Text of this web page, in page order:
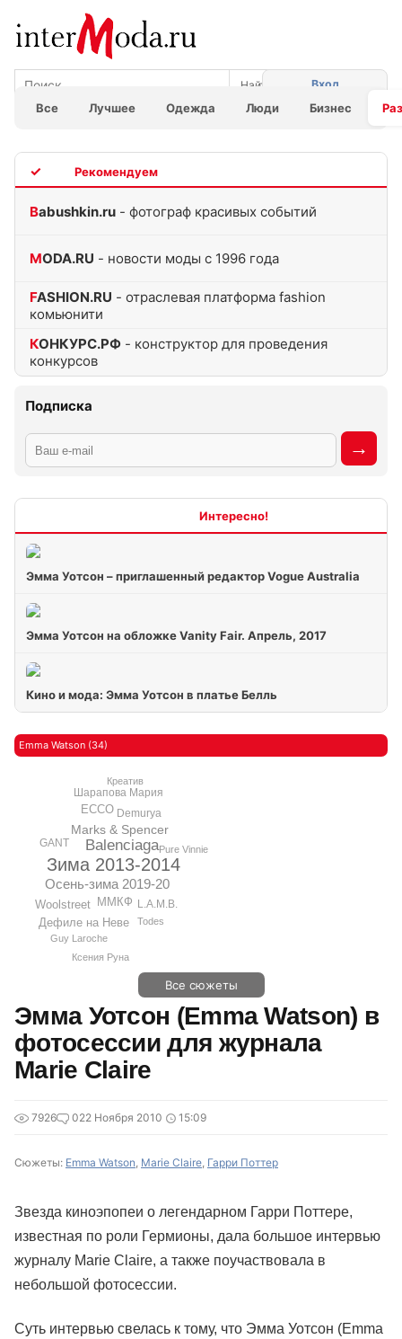
Все Лучшее Одежда Люди Бизнес
Вход
Babushkin.ru - фотограф красивых событий
MODA.RU - новости моды с 1996 года
FASHION.RU - отраслевая платформа fashion
комьюнити
КОНКУРС.РФ - конструктор для проведения
конкурсов
Подписка
Эмма Уотсон – приглашенный редактор Vogue Australia
Эмма Уотсон на обложке Vanity Fair. Апрель, 2017
Кино и мода: Эмма Уотсон в платье Белль
Emma Watson (34)
Зима 2013-2014
Balenciaga
Осень-зима 2019-20
Marks & Spencer
ММКФ
ECCO
Дефиле на Неве
Woolstreet
Шарапова Мария
Demurya
GANT
L.A.M.B.
Guy Laroche
Pure Vinnie
Todes
Ксения Руна
Креатив
Все сюжеты
Эмма Уотсон (Emma Watson) в
фотосессии для журнала
Marie Claire
7926 022 Ноября 2010 15:09
Сюжеты: Emma Watson, Marie Claire, Гарри Поттер
Звезда киноэпопеи о легендарном Гарри Поттере,
известная по роли Гермионы, дала большое интервью
журналу Marie Claire, а также поучаствовала в
небольшой фотосессии.
Суть интервью свелась к тому, что Эмма Уотсон (Emma